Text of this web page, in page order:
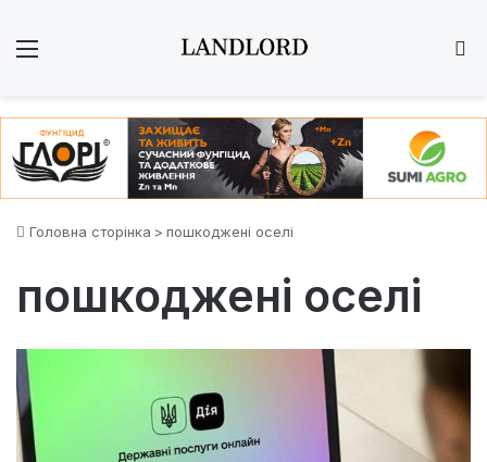
Головна сторінка > пошкоджені оселі
пошкоджені оселі